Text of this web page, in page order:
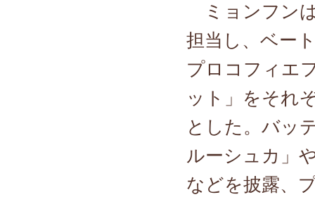
ミョンフン
担当し、ベー
プロコフィエ
ット」をそれ
とした。バッ
ルーシュカ」
などを披露、